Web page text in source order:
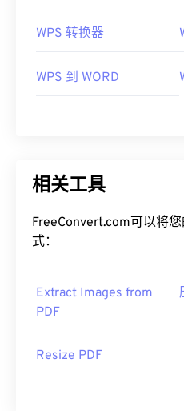
WPS 转换器
WPS 到 WORD
相关工具
FreeConvert.com可以将
式：
Extract Images from
PDF
Resize PDF